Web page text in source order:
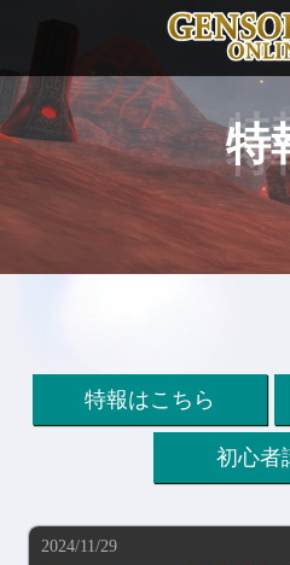
ニュース
ステーキング
お問い合わせ
特
特報はこちら
初心者
2024/11/29